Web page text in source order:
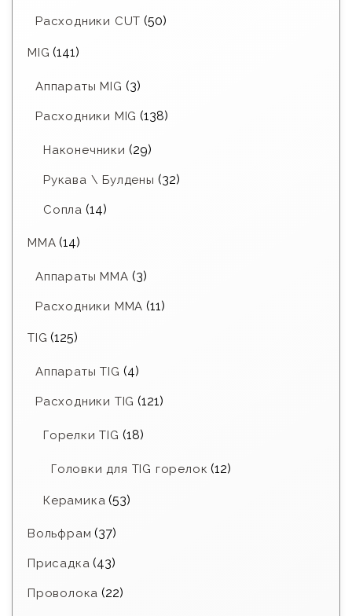
Расходники CUT (50)
MIG (141)
Аппараты MIG (3)
Расходники MIG (138)
Наконечники (29)
Рукава \ Булдены (32)
Сопла (14)
MMA (14)
Аппараты MMA (3)
Расходники ММА (11)
TIG (125)
Аппараты TIG (4)
Расходники TIG (121)
Горелки TIG (18)
Головки для TIG горелок (12)
Керамика (53)
Вольфрам (37)
Присадка (43)
Проволока (22)